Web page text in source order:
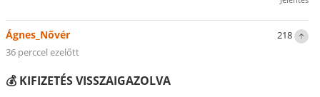
218
Ágnes_Nővér
36 perccel ezelőtt
💰 KIFIZETÉS VISSZAIGAZOLVA